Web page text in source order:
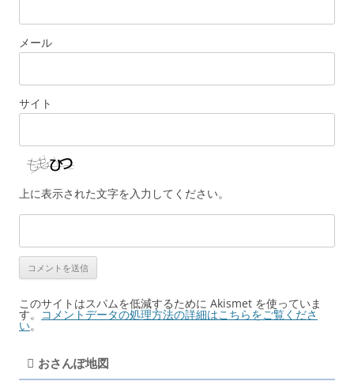
メール
サイト
上に表示された文字を入力してください。
このサイトはスパムを低減するために Akismet を使っていま
す。 コメントデータの処理方法の詳細はこちらをご覧くださ
い。
おさんぽ地図